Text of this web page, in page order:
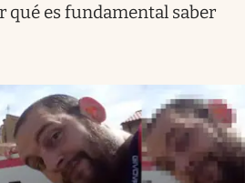
qué es fundamental saber